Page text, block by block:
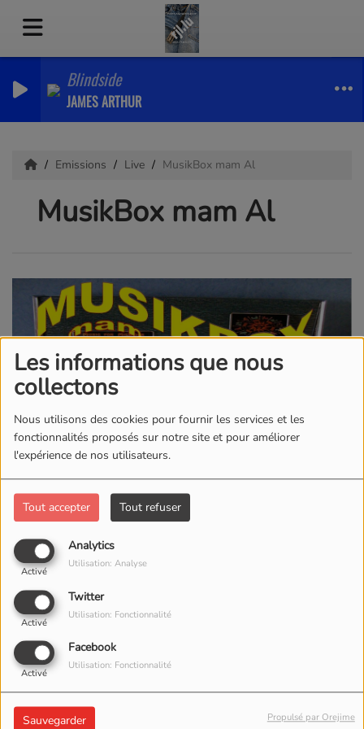
Les informations que nous
collectons
Nous utilisons des cookies pour fournir les services et les
fonctionnalités proposés sur notre site et pour améliorer
l'expérience de nos utilisateurs.
Tout accepter Tout refuser
Analytics
Activé
Utilisation: Analyse
Twitter
Activé
Utilisation: Fonctionnalité
Facebook
Activé
Utilisation: Fonctionnalité
Sauvegarder Propulsé par Orejime
Blindside
JAMES ARTHUR
Emissions Live MusikBox mam Al
MusikBox mam Al
MERCREDI ET DIMANCHE, DE 14:00 À 15:30
MUsikBox mam Al
Sonndes vun 14:00-15:30
Mettwochs vun 14:00-15:30